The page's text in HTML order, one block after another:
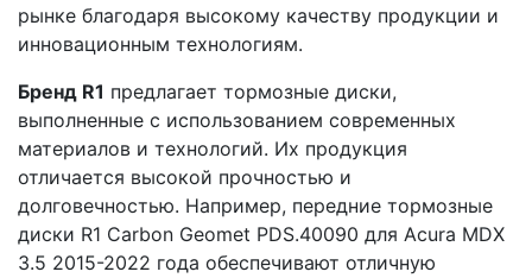
рынке благодаря высокому качеству продукции и
инновационным технологиям.
Бренд R1 предлагает тормозные диски,
выполненные с использованием современных
материалов и технологий. Их продукция
отличается высокой прочностью и
долговечностью. Например, передние тормозные
диски R1 Carbon Geomet PDS.40090 для Acura MDX
3.5 2015-2022 года обеспечивают отличную